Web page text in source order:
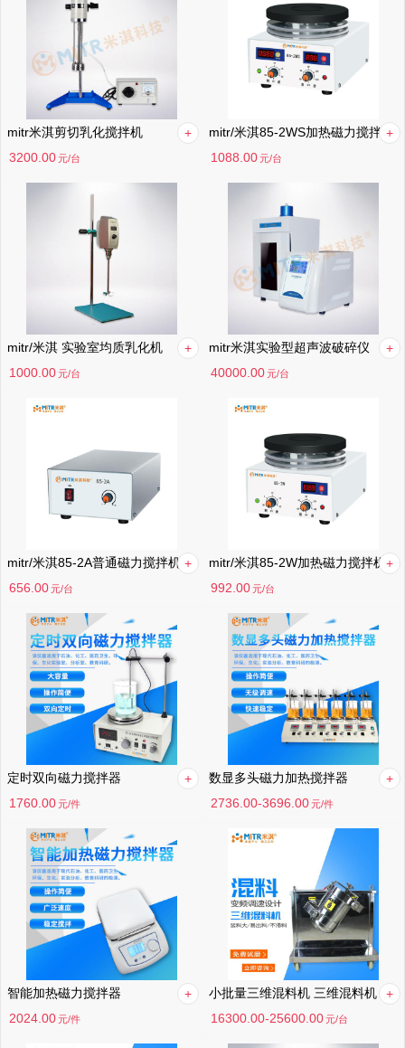
mitr米淇剪切乳化搅拌机
3200.00 元/台
mitr/米淇85-2WS加热磁力搅拌机
1088.00 元/台
mitr/米淇 实验室均质乳化机
1000.00 元/台
mitr米淇实验型超声波破碎仪
40000.00 元/台
mitr/米淇85-2A普通磁力搅拌机
656.00 元/台
mitr/米淇85-2W加热磁力搅拌机
992.00 元/台
定时双向磁力搅拌器
1760.00 元/件
数显多头磁力加热搅拌器
2736.00-3696.00 元/件
智能加热磁力搅拌器
2024.00 元/件
小批量三维混料机 三维混料机
16300.00-25600.00 元/台